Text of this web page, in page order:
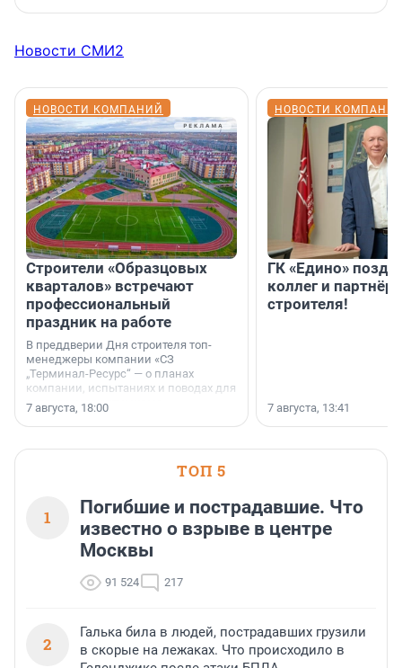
Новости СМИ2
НОВОСТИ КОМПАНИЙ
Строители «Образцовых
кварталов» встречают
профессиональный
праздник на работе
В преддверии Дня строителя топ-
менеджеры компании «СЗ
„Терминал-Ресурс“ — о планах
компании, испытаниях и поводах для
осторожного оптимизма.
7 августа, 18:00
НОВОСТИ
ГК «Едино»
коллег и
строителя!
7 августа, 13:41
ТОП 5
1
Погибшие и пострадавшие. Что
известно о взрыве в центре
Москвы
91 524 217
2
Галька била в людей, пострадавших грузили
в скорые на лежаках. Что происходило в